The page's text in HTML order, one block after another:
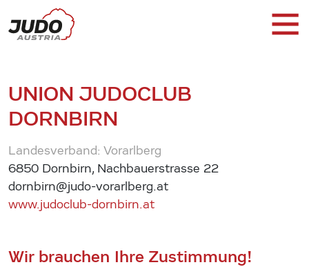
UNION JUDOCLUB
DORNBIRN
Landesverband: Vorarlberg
6850 Dornbirn, Nachbauerstrasse 22
dornbirn@judo-vorarlberg.at
www.judoclub-dornbirn.at
Wir brauchen Ihre Zustimmung!